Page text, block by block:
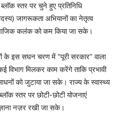
Week
PRO
स्तर पर चुने हुए प्रतिनिधि
जागरूकता अभियानों का नेतृत्व
कलंक को कम किया जा सके।
के इस सघन चरण में “पूरी सरकार” वाला
विभाग मिलकर काम करेंगे ताकि प्रभावी
को जुटाया जा सके। राज्य के स्वास्थ्य
स्तर पर छोटी-छोटी योजनाएं
नज़र रखी जा सके।